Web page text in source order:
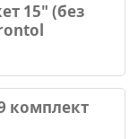
15" (без
комплект